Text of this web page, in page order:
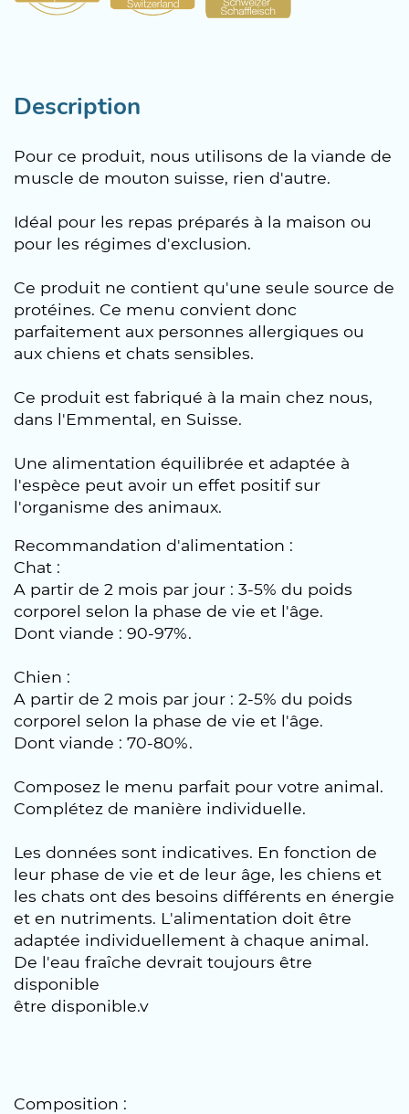
Description
Pour ce produit, nous utilisons de la viande de
muscle de mouton suisse, rien d'autre.
Idéal pour les repas préparés à la maison ou
pour les régimes d'exclusion.
Ce produit ne contient qu'une seule source de
protéines. Ce menu convient donc
parfaitement aux personnes allergiques ou
aux chiens et chats sensibles.
Ce produit est fabriqué à la main chez nous,
dans l'Emmental, en Suisse.
Une alimentation équilibrée et adaptée à
l'espèce peut avoir un effet positif sur
l'organisme des animaux.
Recommandation d'alimentation :
Chat :
A partir de 2 mois par jour : 3-5% du poids
corporel selon la phase de vie et l'âge.
Dont viande : 90-97%.
Chien :
A partir de 2 mois par jour : 2-5% du poids
corporel selon la phase de vie et l'âge.
Dont viande : 70-80%.
Composez le menu parfait pour votre animal.
Complétez de manière individuelle.
Les données sont indicatives. En fonction de
leur phase de vie et de leur âge, les chiens et
les chats ont des besoins différents en énergie
et en nutriments. L'alimentation doit être
adaptée individuellement à chaque animal.
De l'eau fraîche devrait toujours être
disponible
être disponible.v
Composition :